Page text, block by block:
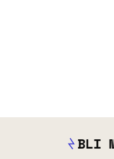
BLI